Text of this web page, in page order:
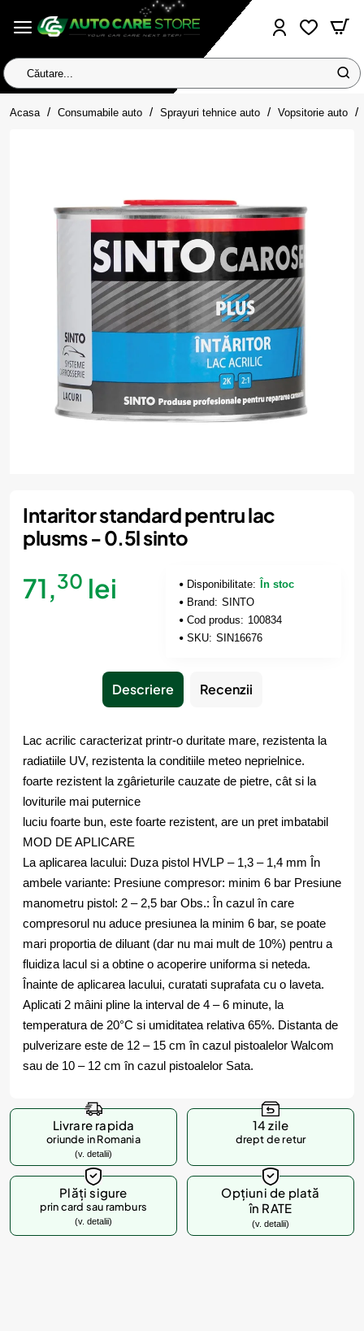
Căutare...
Acasa homeConsumabile auto Sprayuri tehnice auto Vopsitorie auto
Intaritor standard pentru lac
plusms - 0.5l sinto
71,30 lei Disponibilitate:
În stoc
Brand: SINTO
Cod produs: 100834
SKU: SIN16676
Descriere Recenzii
Lac acrilic caracterizat printr-o duritate mare, rezistenta la
radiatiile UV, rezistenta la conditiile meteo neprielnice.
foarte rezistent la zgârieturile cauzate de pietre, cât si la
loviturile mai puternice
luciu foarte bun, este foarte rezistent, are un pret imbatabil
MOD DE APLICARE
La aplicarea lacului: Duza pistol HVLP – 1,3 – 1,4 mm În
ambele variante: Presiune compresor: minim 6 bar Presiune
manometru pistol: 2 – 2,5 bar Obs.: În cazul în care
compresorul nu aduce presiunea la minim 6 bar, se poate
mari proportia de diluant (dar nu mai mult de 10%) pentru a
fluidiza lacul si a obtine o acoperire uniforma si neteda.
Înainte de aplicarea lacului, curatati suprafata cu o laveta.
Aplicati 2 mâini pline la interval de 4 – 6 minute, la
temperatura de 20°C si umiditatea relativa 65%. Distanta de
pulverizare este de 12 – 15 cm în cazul pistoalelor Walcom
sau de 10 – 12 cm în cazul pistoalelor Sata.
Livrare rapida
oriunde in Romania
(v. detalii)
14 zile
drept de retur
Plăți sigure
prin card sau ramburs
(v. detalii)
Opțiuni de plată
în RATE
(v. detalii)